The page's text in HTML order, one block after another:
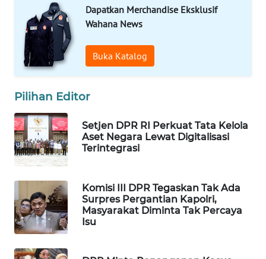
Dapatkan Merchandise Eksklusif
Wahana News
Buka Katalog
Pilihan Editor
Setjen DPR RI Perkuat Tata Kelola
Aset Negara Lewat Digitalisasi
Terintegrasi
Komisi III DPR Tegaskan Tak Ada
Surpres Pergantian Kapolri,
Masyarakat Diminta Tak Percaya
Isu
NATUNA
WN
BINTAN
MANDALIKA
WN
LIKUPANG
LABUANBAJO
WN
BORNEO